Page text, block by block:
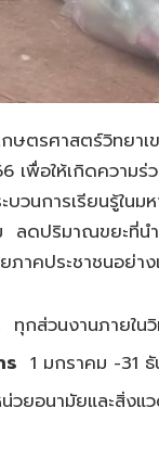
ษตรศาสตร์วิทยา
เพื่อให้เกิดความ
บวนการเรียนรู้ใน
ลดปริมาณขยะที่น
าคประชาชนอย่า
ทุกส่วนงานภายใน
ร 1 มกราคม -31
วยอนามัยและสิ่งแ